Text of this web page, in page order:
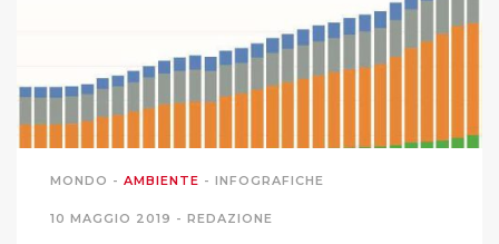
MONDO - AMBIENTE - INFOGRAFICHE
10 MAGGIO 2019 - REDAZIONE